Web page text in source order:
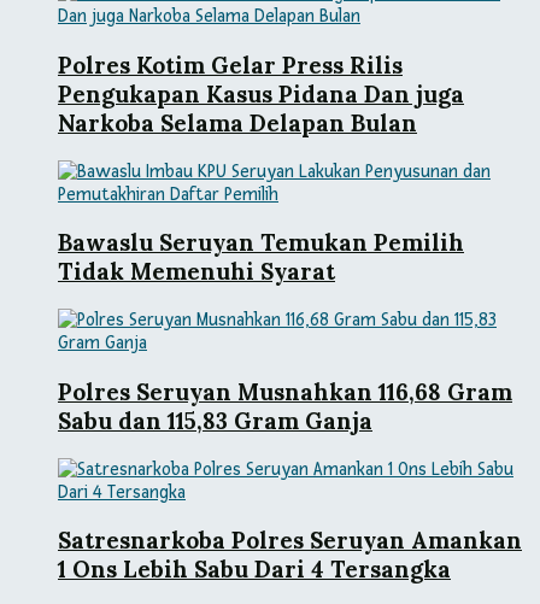
Polres Kotim Gelar Press Rilis
Pengukapan Kasus Pidana Dan juga
Narkoba Selama Delapan Bulan
Bawaslu Seruyan Temukan Pemilih
Tidak Memenuhi Syarat
Polres Seruyan Musnahkan 116,68 Gram
Sabu dan 115,83 Gram Ganja
Satresnarkoba Polres Seruyan Amankan
1 Ons Lebih Sabu Dari 4 Tersangka